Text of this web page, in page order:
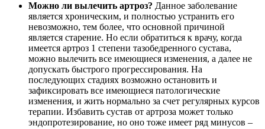
Можно ли вылечить артроз? Данное заболевание
является хроническим, и полностью устранить его
невозможно, тем более, что основной причиной
является старение. Но если обратиться к врачу, когда
имеется артроз 1 степени тазобедренного сустава,
можно вылечить все имеющиеся изменения, а далее не
допускать быстрого прогрессирования. На
последующих стадиях возможно остановить и
зафиксировать все имеющиеся патологические
изменения, и жить нормально за счет регулярных курсов
терапии. Избавить сустав от артроза может только
эндопротезирование, но оно тоже имеет ряд минусов –